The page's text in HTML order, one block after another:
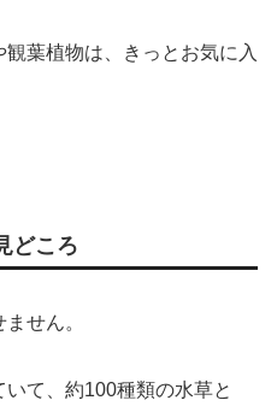
葉植物は、きっとお気に入
どころ
せん。
て、約100種類の水草と